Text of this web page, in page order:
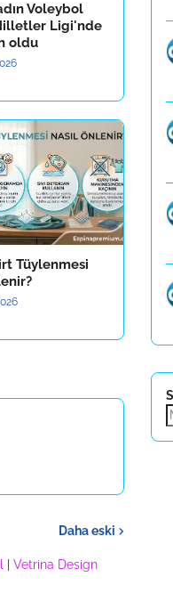
Voleybol
Ligi'nde
oldu
Tüylenmesi
Daha eski
Vetrina Design